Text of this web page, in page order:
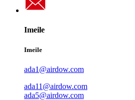
Imeile
Imeile
ada1@airdow.com
ada11@airdow.com
ada5@airdow.com